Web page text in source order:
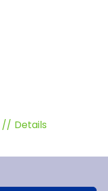
Details